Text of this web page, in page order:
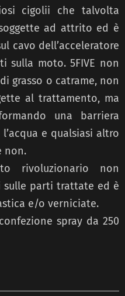
cigolii che talvolta
ad attrito ed è
cavo dell’acceleratore
sulla moto. 5FIVE non
grasso o catrame, non
al trattamento, ma
una barriera
e qualsiasi altro
non.
rivoluzionario non
sulle parti trattate ed è
e/o verniciate.
spray da 250